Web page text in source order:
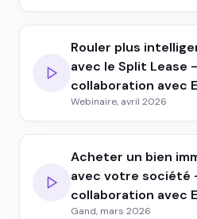
Rouler plus
avec le Split Lease
collaboration avec
Webinaire, avril 2026
Acheter un bien
avec votre société
collaboration avec
Gand, mars 2026